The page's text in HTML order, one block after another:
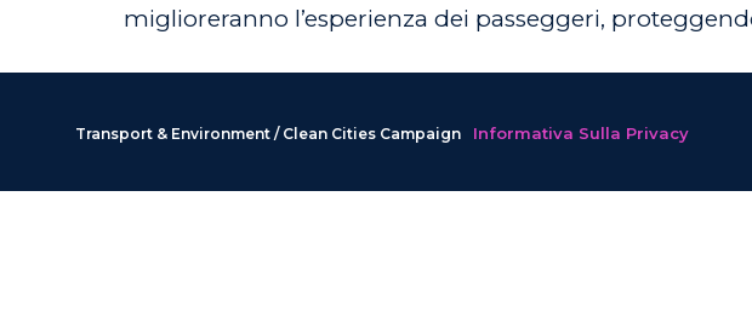
miglioreranno l’esperienza dei passeggeri,
Transport & Environment / Clean Cities Campaign Informativa Sulla Privacy